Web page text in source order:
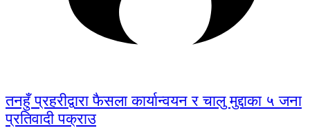
तनहुँ प्रहरीद्वारा फैसला कार्यान्वयन र चालु मुद्दाका ५ जना
प्रतिवादी पक्राउ